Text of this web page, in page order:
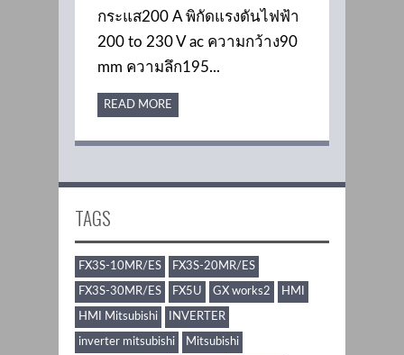
กระแส200 A พิกัดแรงดัน​ไฟฟ้า​
200 to 230 V ac ความกว้าง90
mm ความลึก195...
READ MORE
TAGS
FX3S-10MR/ES FX3S-20MR/ES
FX3S-30MR/ES FX5U GX works2 HMI
HMI Mitsubishi INVERTER
inverter mitsubishi Mitsubishi